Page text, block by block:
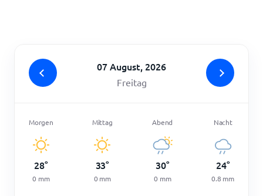
07 August, 2026
Freitag
Morgen
28°
0 mm
Mittag
33°
0 mm
Abend
30°
0 mm
Nacht
24°
0.8 mm